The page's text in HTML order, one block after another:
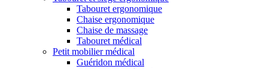
Tabouret ergonomique
Chaise ergonomique
Chaise de massage
Tabouret médical
Petit mobilier médical
Guéridon médical